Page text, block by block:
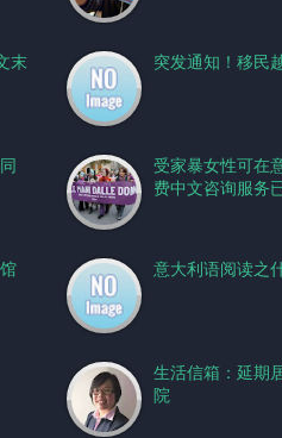
末 突发通知！移民
受家暴女性可在
费中文咨询服务
意大利语阅读之
生活信箱：延期
院